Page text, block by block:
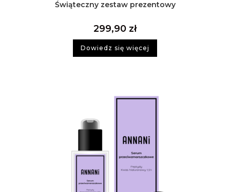
Świąteczny zestaw prezentowy
299,90 zł
Dowiedz się więcej